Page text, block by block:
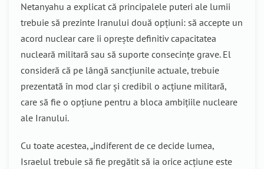
Netanyahu a explicat că principalele puteri ale lumii
trebuie să prezinte Iranului două opțiuni: să accepte un
acord nuclear care îi oprește definitiv capacitatea
nucleară militară sau să suporte consecințe grave. El
consideră că pe lângă sancțiunile actuale, trebuie
prezentată în mod clar și credibil o acțiune militară,
care să fie o opțiune pentru a bloca ambițiile nucleare
ale Iranului.
Cu toate acestea, „indiferent de ce decide lumea,
Israelul trebuie să fie pregătit să ia orice acțiune este